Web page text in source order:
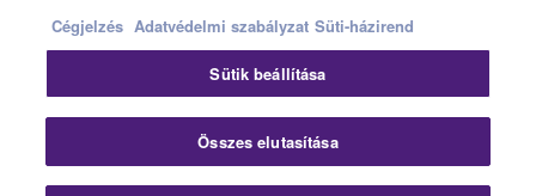
Kapcsolat velünkFelhasználás feltételei
Adatvédelmi szabályzatSütikre vonatkozó szabályzat
Cégjelzés
© Yamaha Corporation.
Cégjelzés Adatvédelmi szabályzat Süti-házirend
Sütik beállítása
Összes elutasítása